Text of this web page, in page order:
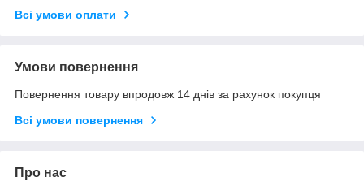
Всі умови оплати
Умови повернення
Повернення товару впродовж 14 днів за рахунок покупця
Всі умови повернення
Про нас